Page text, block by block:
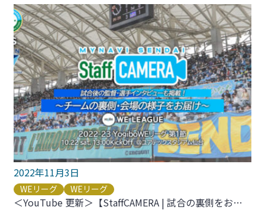
2022年11月3日
WEリーグ WEリーグ
＜YouTube 更新＞【StaffCAMERA | 試合の裏側をお届け】2022-23 YogiboWEリーグ 第1節 vs.ちふれASエルフェン埼玉 をアップしました